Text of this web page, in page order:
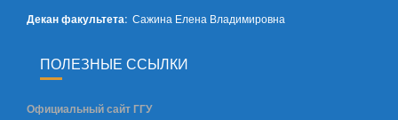
Декан факультета: Сажина Елена Владимировна
ПОЛЕЗНЫЕ ССЫЛКИ
Официальный сайт ГГУ